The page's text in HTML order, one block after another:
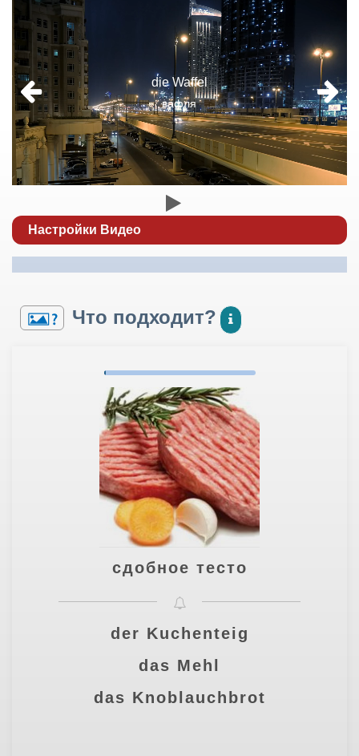
die Waffel
вафля
Настройки Видео
Что подходит?
сдобное тесто
der Kuchenteig
das Mehl
das Knoblauchbrot